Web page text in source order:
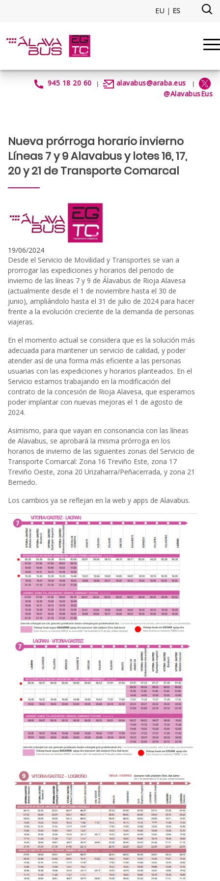
EU | ES
945 18 20 60 | alavabus@araba.eus |
@AlavabusEus
Nueva prórroga horario invierno
Líneas 7 y 9 Alavabus y lotes 16, 17,
20 y 21 de Transporte Comarcal
19/06/2024
Desde el Servicio de Movilidad y Transportes se van a
prorrogar las expediciones y horarios del periodo de
invierno de las líneas 7 y 9 de Álavabus de Rioja Alavesa
(actualmente desde el 1 de noviembre hasta el 30 de
junio), ampliándolo hasta el 31 de julio de 2024 para hacer
frente a la evolución creciente de la demanda de personas
viajeras.
En el momento actual se considera que es la solución más
adecuada para mantener un servicio de calidad, y poder
atender así de una forma más eficiente a las personas
usuarias con las expediciones y horarios planteados. En el
Servicio estamos trabajando en la modificación del
contrato de la concesión de Rioja Alavesa, que esperamos
poder implantar con nuevas mejoras el 1 de agosto de
2024.
Asimismo, para que vayan en consonancia con las líneas
de Alavabus, se aprobará la misma prórroga en los
horarios de invierno de las siguientes zonas del Servicio de
Transporte Comarcal: Zona 16 Treviño Este, zona 17
Treviño Oeste, zona 20 Urizaharra/Peñacerrada, y zona 21
Bernedo.
Los cambios ya se reflejan en la web y apps de Alavabus.